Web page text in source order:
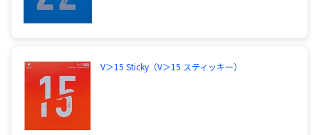
V＞15 Sticky（V＞15 スティッキー）